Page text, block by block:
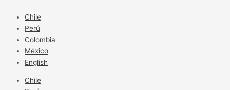
contenido
Chile
Perú
Colombia
México
English
Chile